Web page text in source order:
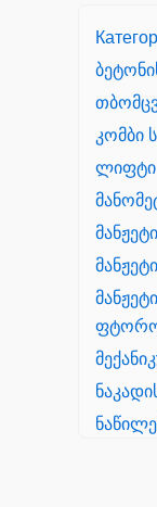
კომბი
ლიფტი
მანჟეტი